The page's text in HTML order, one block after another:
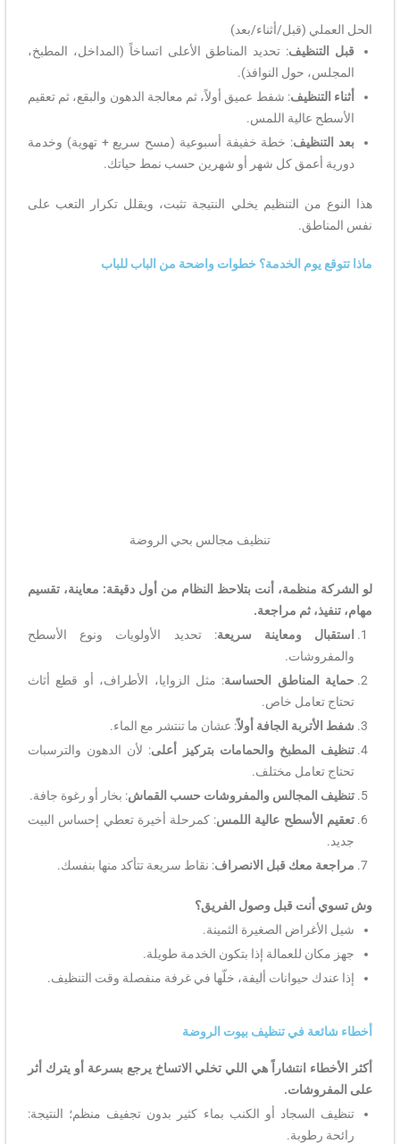
الحل العملي (قبل/أثناء/بعد)
قبل التنظيف: تحديد المناطق الأعلى اتساخاً (المداخل، المطبخ،
المجلس، حول النوافذ).
أثناء التنظيف: شفط عميق أولاً، ثم معالجة الدهون والبقع، ثم تعقيم
الأسطح عالية اللمس.
بعد التنظيف: خطة خفيفة أسبوعية (مسح سريع + تهوية) وخدمة
دورية أعمق كل شهر أو شهرين حسب نمط حياتك.
هذا النوع من التنظيم يخلي النتيجة تثبت، ويقلل تكرار التعب على
نفس المناطق.
ماذا تتوقع يوم الخدمة؟ خطوات واضحة من الباب للباب
تنظيف مجالس بحي الروضة
لو الشركة منظمة، أنت بتلاحظ النظام من أول دقيقة: معاينة، تقسيم
مهام، تنفيذ، ثم مراجعة.
استقبال ومعاينة سريعة: تحديد الأولويات ونوع الأسطح
والمفروشات.
حماية المناطق الحساسة: مثل الزوايا، الأطراف، أو قطع أثاث
تحتاج تعامل خاص.
شفط الأتربة الجافة أولاً: عشان ما تنتشر مع الماء.
تنظيف المطبخ والحمامات بتركيز أعلى: لأن الدهون والترسبات
تحتاج تعامل مختلف.
تنظيف المجالس والمفروشات حسب القماش: بخار أو رغوة جافة.
تعقيم الأسطح عالية اللمس: كمرحلة أخيرة تعطي إحساس البيت
جديد.
مراجعة معك قبل الانصراف: نقاط سريعة تتأكد منها بنفسك.
وش تسوي أنت قبل وصول الفريق؟
شيل الأغراض الصغيرة الثمينة.
جهز مكان للعمالة إذا بتكون الخدمة طويلة.
إذا عندك حيوانات أليفة، خلّها في غرفة منفصلة وقت التنظيف.
أخطاء شائعة في تنظيف بيوت الروضة
أكثر الأخطاء انتشاراً هي اللي تخلي الاتساخ يرجع بسرعة أو يترك أثر
على المفروشات.
تنظيف السجاد أو الكنب بماء كثير بدون تجفيف منظم؛ النتيجة:
رائحة رطوبة.